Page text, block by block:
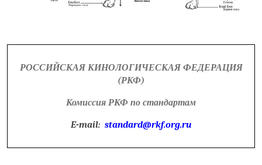
РОССИЙСКАЯ КИНОЛОГИЧЕСКАЯ ФЕДЕРАЦИЯ
(РКФ)
Комиссия РКФ по стандартам
E-mail: standard@rkf.org.ru